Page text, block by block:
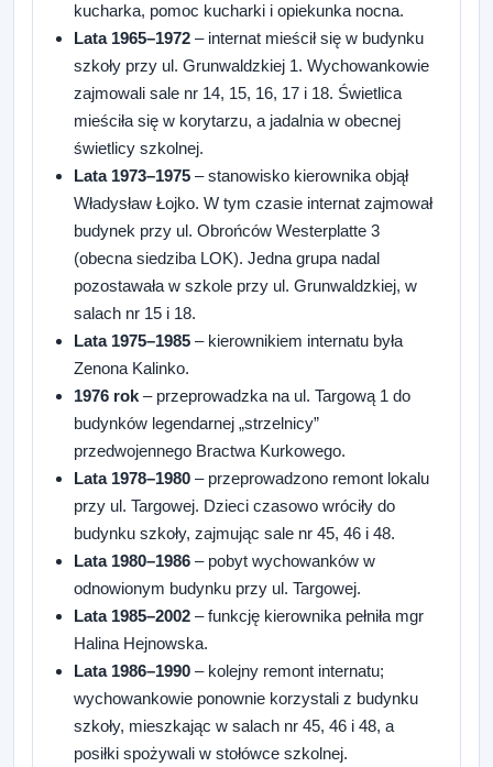
kucharka, pomoc kucharki i opiekunka nocna.
Lata 1965–1972 – internat mieścił się w budynku
szkoły przy ul. Grunwaldzkiej 1. Wychowankowie
zajmowali sale nr 14, 15, 16, 17 i 18. Świetlica
mieściła się w korytarzu, a jadalnia w obecnej
świetlicy szkolnej.
Lata 1973–1975 – stanowisko kierownika objął
Władysław Łojko. W tym czasie internat zajmował
budynek przy ul. Obrońców Westerplatte 3
(obecna siedziba LOK). Jedna grupa nadal
pozostawała w szkole przy ul. Grunwaldzkiej, w
salach nr 15 i 18.
Lata 1975–1985 – kierownikiem internatu była
Zenona Kalinko.
1976 rok – przeprowadzka na ul. Targową 1 do
budynków legendarnej „strzelnicy”
przedwojennego Bractwa Kurkowego.
Lata 1978–1980 – przeprowadzono remont lokalu
przy ul. Targowej. Dzieci czasowo wróciły do
budynku szkoły, zajmując sale nr 45, 46 i 48.
Lata 1980–1986 – pobyt wychowanków w
odnowionym budynku przy ul. Targowej.
Lata 1985–2002 – funkcję kierownika pełniła mgr
Halina Hejnowska.
Lata 1986–1990 – kolejny remont internatu;
wychowankowie ponownie korzystali z budynku
szkoły, mieszkając w salach nr 45, 46 i 48, a
posiłki spożywali w stołówce szkolnej.